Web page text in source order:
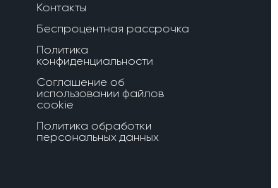
Контакты
Беспроцентная рассрочка
Политика
конфиденциальности
Соглашение об
использовании файлов
cookie
Политика обработки
персональных данных